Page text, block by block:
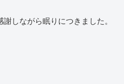
しながら眠りにつきました。